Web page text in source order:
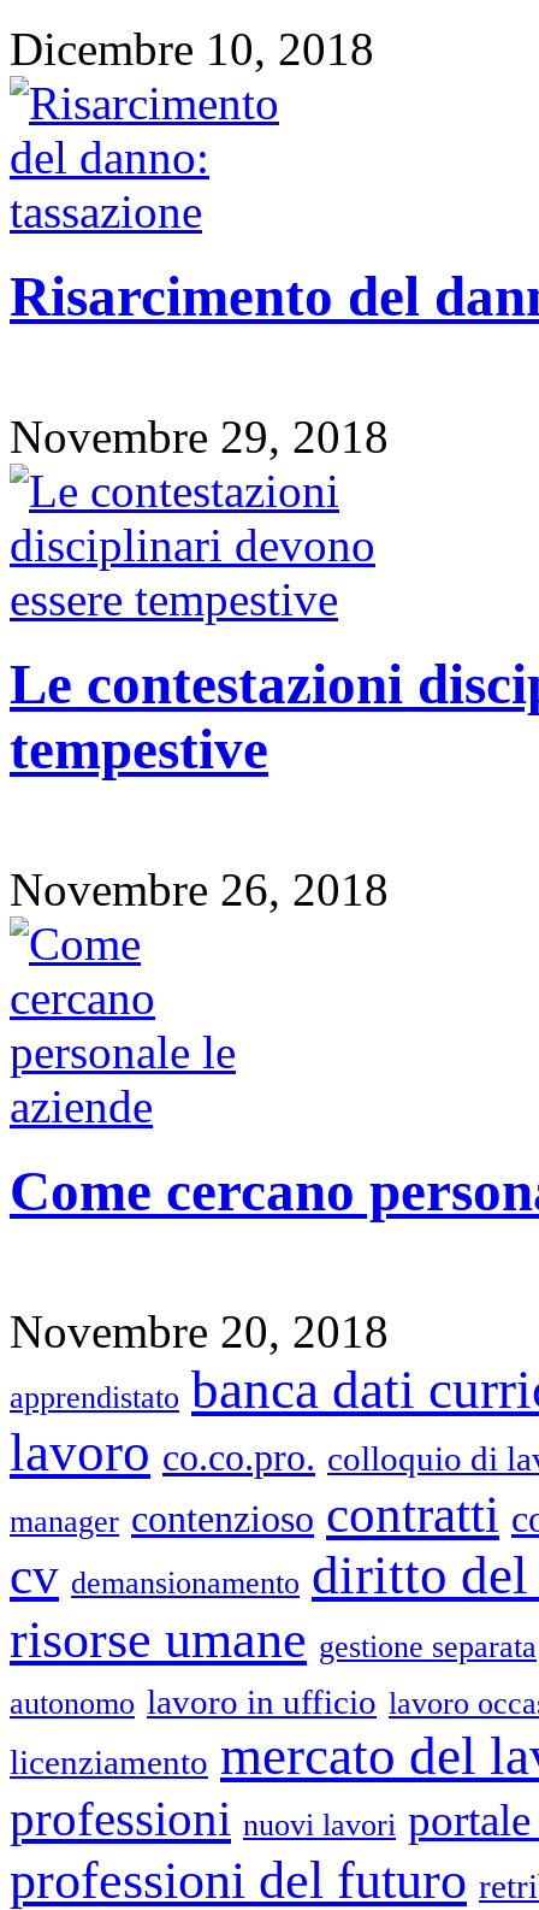
Dicembre 10, 2018
Risarcimento del
Novembre 29, 2018
Le contestazioni
tempestive
Novembre 26, 2018
Come cercano
Novembre 20, 2018
apprendistato banca dati
lavoro co.co.pro. colloquio di
manager contenzioso contratti
cv demansionamento diritto
risorse umane gestione separata
autonomo lavoro in ufficio lavoro
licenziamento mercato del
professioni nuovi lavori
professioni del futuro